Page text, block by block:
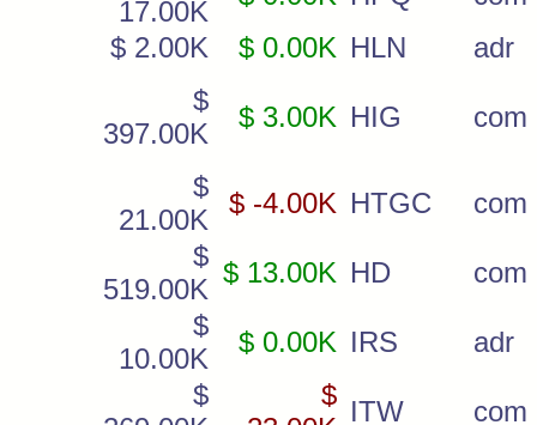
17.00K
$ 2.00K
$ 0.00K HLN
adr
$
397.00K
$ 3.00K HIG com
$
21.00K
$ -4.00K HTGC
com
$
519.00K
$ 13.00K HD
com
$
10.00K
$ 0.00K IRS
adr
$
$
ITW
com